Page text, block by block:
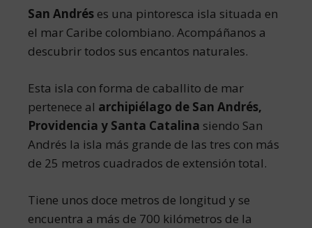
San Andrés es una pintoresca isla situada en
el mar Caribe colombiano. Acompáñanos a
descubrir todos sus encantos naturales.
Esta isla con forma de caballito de mar
pertenece al archipiélago de San Andrés,
Providencia y Santa Catalina siendo San
Andrés la isla más grande de las tres con más
de 25 metros cuadrados de extensión total.
Tiene unos doce metros de longitud y se
encuentra a más de 700 kilómetros de la